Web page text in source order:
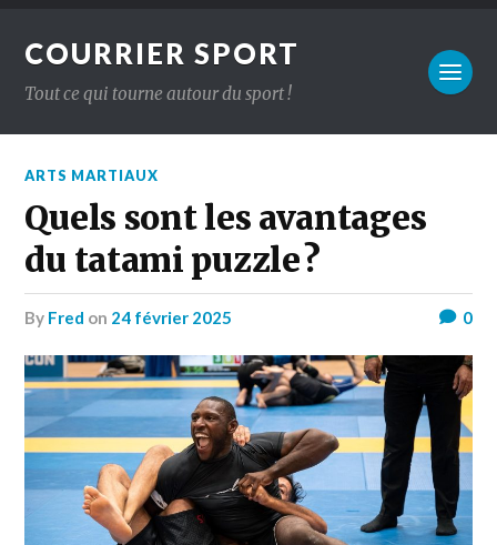
COURRIER SPORT
Tout ce qui tourne autour du sport !
ARTS MARTIAUX
Quels sont les avantages
du tatami puzzle ?
by Fred on 24 février 2025 0